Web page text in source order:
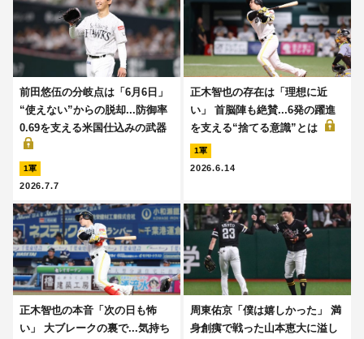
前田悠伍の分岐点は「6月6日」
“使えない”からの脱却...防御率
0.69を支える米国仕込みの武器
1軍
2026.7.7
正木智也の存在は「理想に近
い」 首脳陣も絶賛...6発の躍進
を支える“捨てる意識”とは
1軍
2026.6.14
正木智也の本音「次の日も怖
い」 大ブレークの裏で...気持ち
周東佑京「僕は嬉しかった」 満
身創痍で戦った山本恵大に溢し